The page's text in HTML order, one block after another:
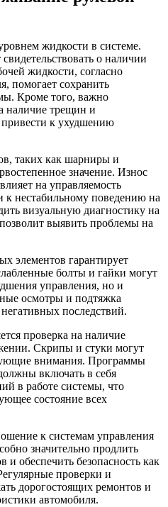
жидкости в системе.
о наличии
жидкости, согласно
помогает сохранить
Кроме того, важно
наличие трещин и
к ухудшению
таких как шарниры и
значение. Износ
на управляемость
к нестабильному поведению на
визуальную диагностику на
выявить проблемы на
элементов гарантирует
болты и гайки могут
управления, но и
осмотры и подтяжка
последствий.
проверка на наличие
Скрипы и стуки могут
внимания. Программы
включать в себя
в работе системы, что
состояние всех
к системам управления
значительно продлить
обеспечить безопасность как
проверки и
дорогостоящих ремонтов и
автомобиля.